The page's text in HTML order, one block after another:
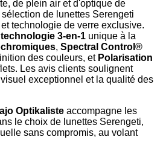
de plein air et d'optique de
de lunettes Serengeti
et technologie de verre exclusive.
technologie 3-en-1 unique à la
, Spectral Control®
des couleurs, et Polarisation
Les avis clients soulignent
exceptionnel et la qualité des
Optikaliste accompagne les
le choix de lunettes Serengeti,
sans compromis, au volant